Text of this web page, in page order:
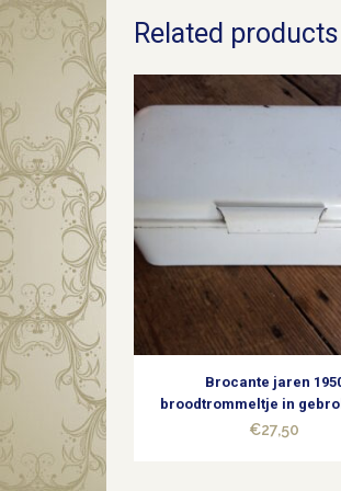
Related products
Brocante jaren
broodtrommeltje in
€27,50